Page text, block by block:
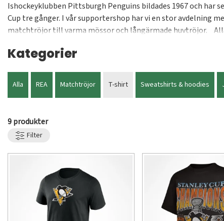
Ishockeyklubben Pittsburgh Penguins bildades 1967 och har
Cup tre gånger. I vår supportershop har vi en stor avdelning
matchtröjor till varma mössor och långärmade huvtröjor.
Kategorier
Alla REA Matchtröjor T-shirt Sweatshirts & hoodies
9 produkter
Filter